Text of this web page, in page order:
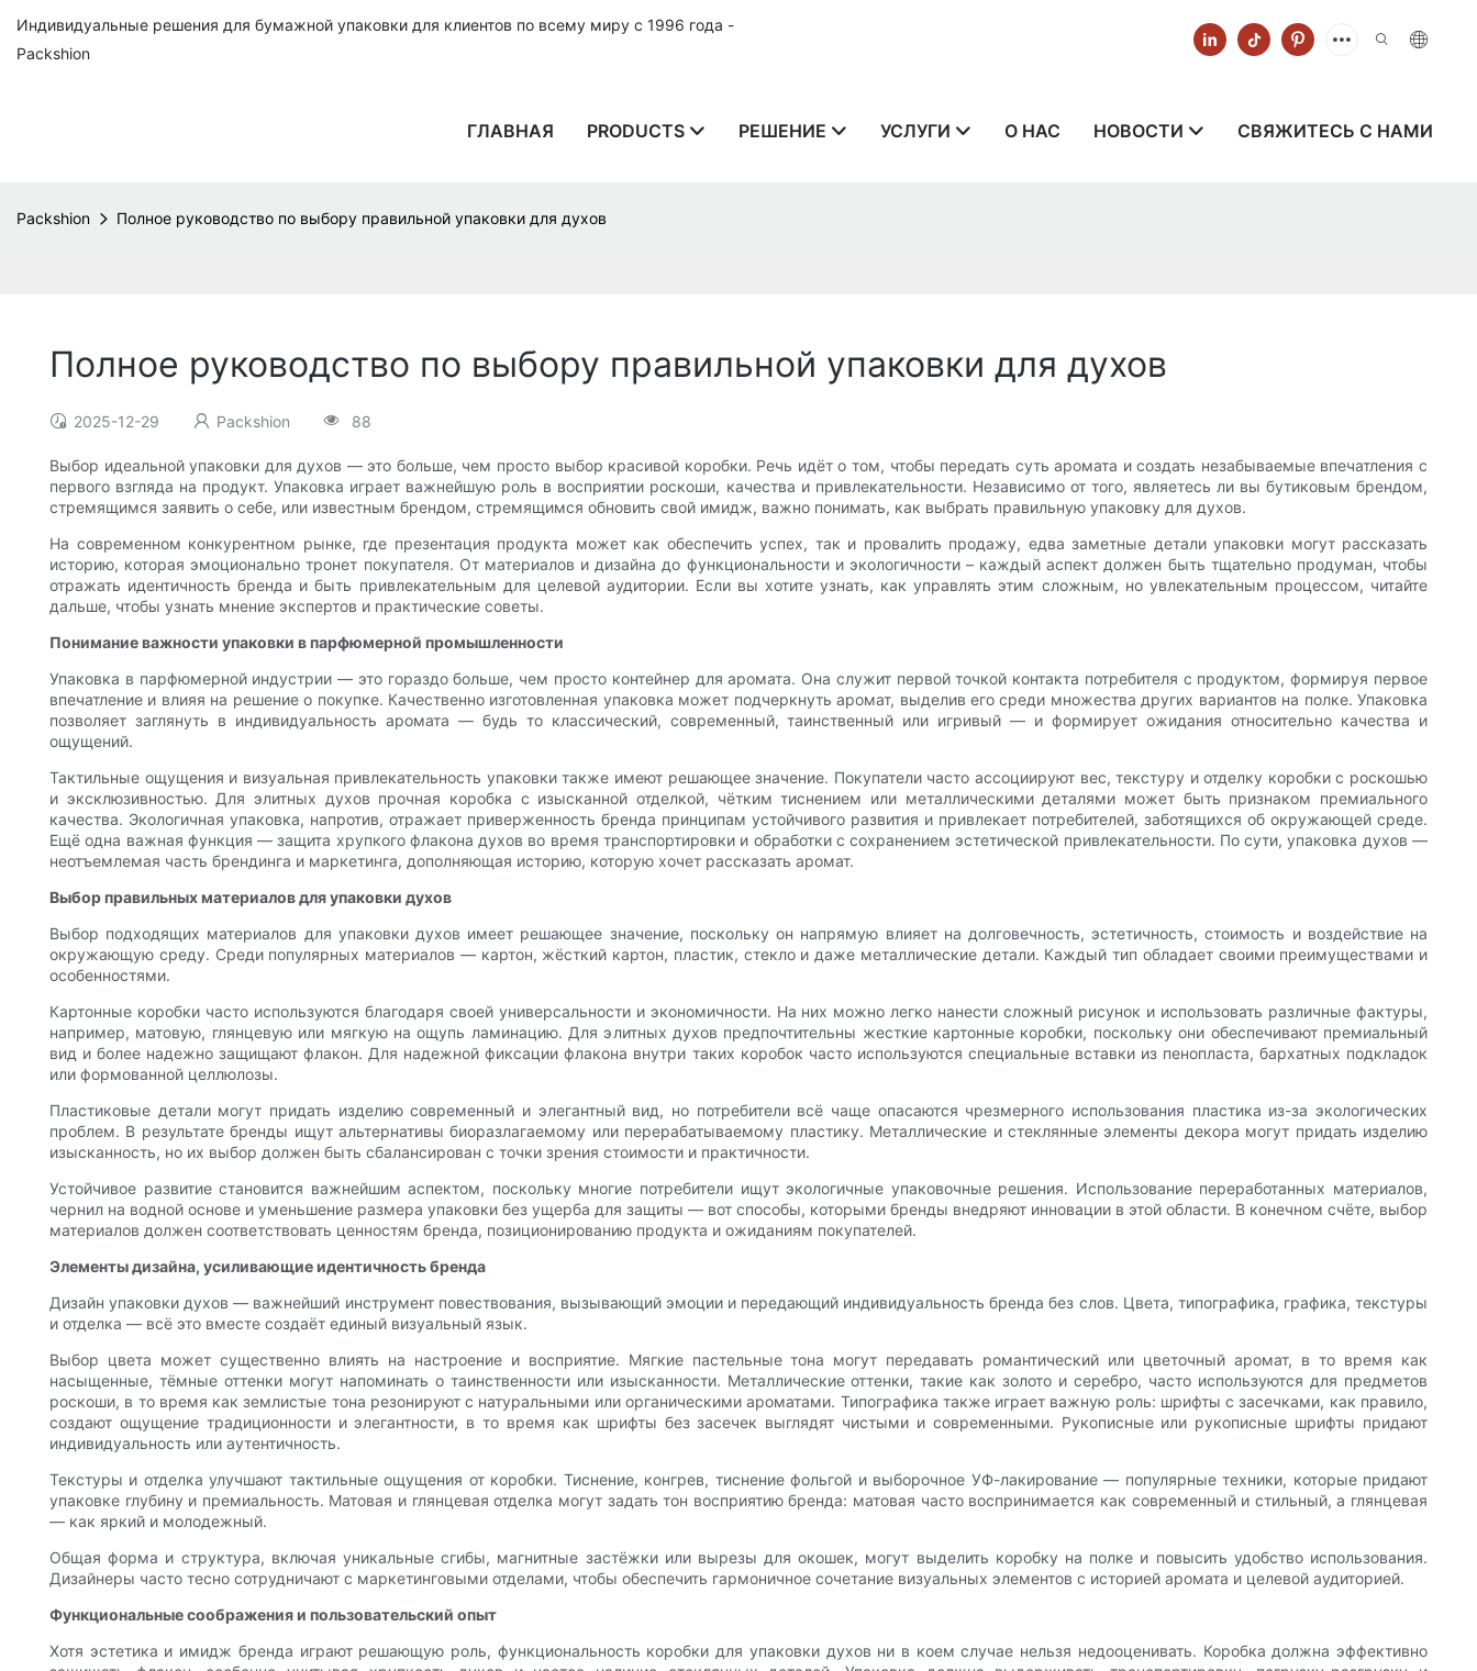
Индивидуальные решения для бумажной упаковки для клиентов по всему миру с 1996 года -
Packshion
ГЛАВНАЯ PRODUCTS РЕШЕНИЕ УСЛУГИ О НАС НОВОСТИ СВЯЖИТЕСЬ С НАМИ
Packshion Полное руководство по выбору правильной упаковки для духов
Полное руководство по выбору правильной упаковки для духов
2025-12-29 Packshion 88
Выбор идеальной упаковки для духов — это больше, чем просто выбор красивой коробки. Речь идёт о том, чтобы передать суть аромата и создать незабываемые впечатления с
первого взгляда на продукт. Упаковка играет важнейшую роль в восприятии роскоши, качества и привлекательности. Независимо от того, являетесь ли вы бутиковым брендом,
стремящимся заявить о себе, или известным брендом, стремящимся обновить свой имидж, важно понимать, как выбрать правильную упаковку для духов.
На современном конкурентном рынке, где презентация продукта может как обеспечить успех, так и провалить продажу, едва заметные детали упаковки могут рассказать
историю, которая эмоционально тронет покупателя. От материалов и дизайна до функциональности и экологичности – каждый аспект должен быть тщательно продуман, чтобы
отражать идентичность бренда и быть привлекательным для целевой аудитории. Если вы хотите узнать, как управлять этим сложным, но увлекательным процессом, читайте
дальше, чтобы узнать мнение экспертов и практические советы.
Понимание важности упаковки в парфюмерной промышленности
Упаковка в парфюмерной индустрии — это гораздо больше, чем просто контейнер для аромата. Она служит первой точкой контакта потребителя с продуктом, формируя первое
впечатление и влияя на решение о покупке. Качественно изготовленная упаковка может подчеркнуть аромат, выделив его среди множества других вариантов на полке. Упаковка
позволяет заглянуть в индивидуальность аромата — будь то классический, современный, таинственный или игривый — и формирует ожидания относительно качества и
ощущений.
Тактильные ощущения и визуальная привлекательность упаковки также имеют решающее значение. Покупатели часто ассоциируют вес, текстуру и отделку коробки с роскошью
и эксклюзивностью. Для элитных духов прочная коробка с изысканной отделкой, чётким тиснением или металлическими деталями может быть признаком премиального
качества. Экологичная упаковка, напротив, отражает приверженность бренда принципам устойчивого развития и привлекает потребителей, заботящихся об окружающей среде.
Ещё одна важная функция — защита хрупкого флакона духов во время транспортировки и обработки с сохранением эстетической привлекательности. По сути, упаковка духов —
неотъемлемая часть брендинга и маркетинга, дополняющая историю, которую хочет рассказать аромат.
Выбор правильных материалов для упаковки духов
Выбор подходящих материалов для упаковки духов имеет решающее значение, поскольку он напрямую влияет на долговечность, эстетичность, стоимость и воздействие на
окружающую среду. Среди популярных материалов — картон, жёсткий картон, пластик, стекло и даже металлические детали. Каждый тип обладает своими преимуществами и
особенностями.
Картонные коробки часто используются благодаря своей универсальности и экономичности. На них можно легко нанести сложный рисунок и использовать различные фактуры,
например, матовую, глянцевую или мягкую на ощупь ламинацию. Для элитных духов предпочтительны жесткие картонные коробки, поскольку они обеспечивают премиальный
вид и более надежно защищают флакон. Для надежной фиксации флакона внутри таких коробок часто используются специальные вставки из пенопласта, бархатных подкладок
или формованной целлюлозы.
Пластиковые детали могут придать изделию современный и элегантный вид, но потребители всё чаще опасаются чрезмерного использования пластика из-за экологических
проблем. В результате бренды ищут альтернативы биоразлагаемому или перерабатываемому пластику. Металлические и стеклянные элементы декора могут придать изделию
изысканность, но их выбор должен быть сбалансирован с точки зрения стоимости и практичности.
Устойчивое развитие становится важнейшим аспектом, поскольку многие потребители ищут экологичные упаковочные решения. Использование переработанных материалов,
чернил на водной основе и уменьшение размера упаковки без ущерба для защиты — вот способы, которыми бренды внедряют инновации в этой области. В конечном счёте, выбор
материалов должен соответствовать ценностям бренда, позиционированию продукта и ожиданиям покупателей.
Элементы дизайна, усиливающие идентичность бренда
Дизайн упаковки духов — важнейший инструмент повествования, вызывающий эмоции и передающий индивидуальность бренда без слов. Цвета, типографика, графика, текстуры
и отделка — всё это вместе создаёт единый визуальный язык.
Выбор цвета может существенно влиять на настроение и восприятие. Мягкие пастельные тона могут передавать романтический или цветочный аромат, в то время как
насыщенные, тёмные оттенки могут напоминать о таинственности или изысканности. Металлические оттенки, такие как золото и серебро, часто используются для предметов
роскоши, в то время как землистые тона резонируют с натуральными или органическими ароматами. Типографика также играет важную роль: шрифты с засечками, как правило,
создают ощущение традиционности и элегантности, в то время как шрифты без засечек выглядят чистыми и современными. Рукописные или рукописные шрифты придают
индивидуальность или аутентичность.
Текстуры и отделка улучшают тактильные ощущения от коробки. Тиснение, конгрев, тиснение фольгой и выборочное УФ-лакирование — популярные техники, которые придают
упаковке глубину и премиальность. Матовая и глянцевая отделка могут задать тон восприятию бренда: матовая часто воспринимается как современный и стильный, а глянцевая
— как яркий и молодежный.
Общая форма и структура, включая уникальные сгибы, магнитные застёжки или вырезы для окошек, могут выделить коробку на полке и повысить удобство использования.
Дизайнеры часто тесно сотрудничают с маркетинговыми отделами, чтобы обеспечить гармоничное сочетание визуальных элементов с историей аромата и целевой аудиторией.
Функциональные соображения и пользовательский опыт
Хотя эстетика и имидж бренда играют решающую роль, функциональность коробки для упаковки духов ни в коем случае нельзя недооценивать. Коробка должна эффективно